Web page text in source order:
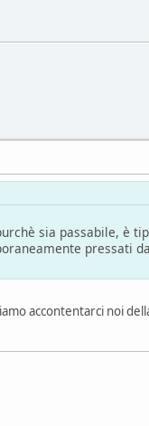
sia passabile, è
pressati
accontentarci noi